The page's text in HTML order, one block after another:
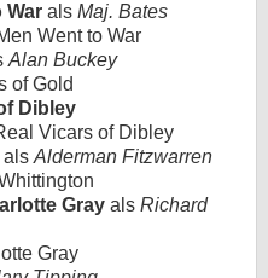
War als Maj. Bates
Went to War
Alan Buckey
of Gold
Dibley
Vicars of Dibley
als Alderman Fitzwarren
Gray als Richard
Gray